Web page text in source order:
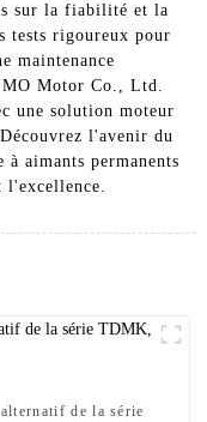
sur la fiabilité et la
tests rigoureux pour
maintenance
Motor Co., Ltd.
une solution moteur
l'avenir du
aimants permanents
l'excellence.
de la série